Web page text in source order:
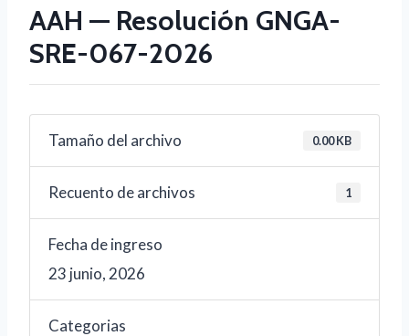
AAH — Resolución GNGA-
SRE-067-2026
Tamaño del archivo 0.00 KB
Recuento de archivos 1
Fecha de ingreso
23 junio, 2026
Categorias